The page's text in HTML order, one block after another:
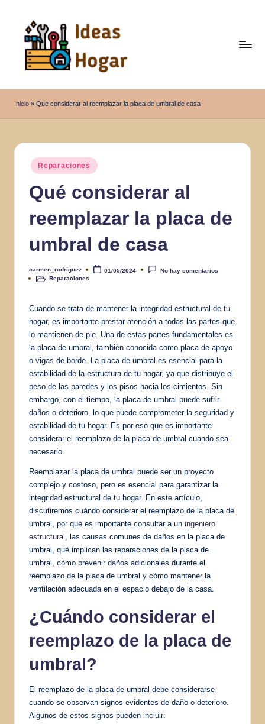
contenido
d
e
a
Inicio » Qué considerar al reemplazar la placa de umbral de casa
Publicado
en
Reparaciones
Qué considerar al
reemplazar la placa de
umbral de casa
Publicado
por
carmen_rodriguez 01/05/2024
No hay comentarios
PublicadoReparaciones
Cuando se trata de mantener la integridad estructural de tu
hogar, es importante prestar atención a todas las partes que
lo mantienen de pie. Una de estas partes fundamentales es
la placa de umbral, también conocida como placa de apoyo
o vigas de borde. La placa de umbral es esencial para la
estabilidad de la estructura de tu hogar, ya que distribuye el
peso de las paredes y los pisos hacia los cimientos. Sin
embargo, con el tiempo, la placa de umbral puede sufrir
daños o deterioro, lo que puede comprometer la seguridad y
estabilidad de tu hogar. Es por eso que es importante
considerar el reemplazo de la placa de umbral cuando sea
necesario.
Reemplazar la placa de umbral puede ser un proyecto
complejo y costoso, pero es esencial para garantizar la
integridad estructural de tu hogar. En este artículo,
discutiremos cuándo considerar el reemplazo de la placa de
umbral, por qué es importante consultar a un ingeniero
estructural
, las causas comunes de daños en la placa de
umbral, qué implican las reparaciones de la placa de
umbral, cómo prevenir daños adicionales durante el
reemplazo de la placa de umbral y cómo mantener la
ventilación adecuada en el espacio debajo de la casa.
¿Cuándo considerar el
reemplazo de la placa de
umbral?
El reemplazo de la placa de umbral debe considerarse
cuando se observan signos evidentes de daño o deterioro.
Algunos de estos signos pueden incluir: